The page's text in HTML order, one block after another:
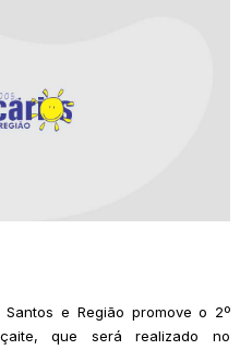
e Região promove o 2º
que será realizado no